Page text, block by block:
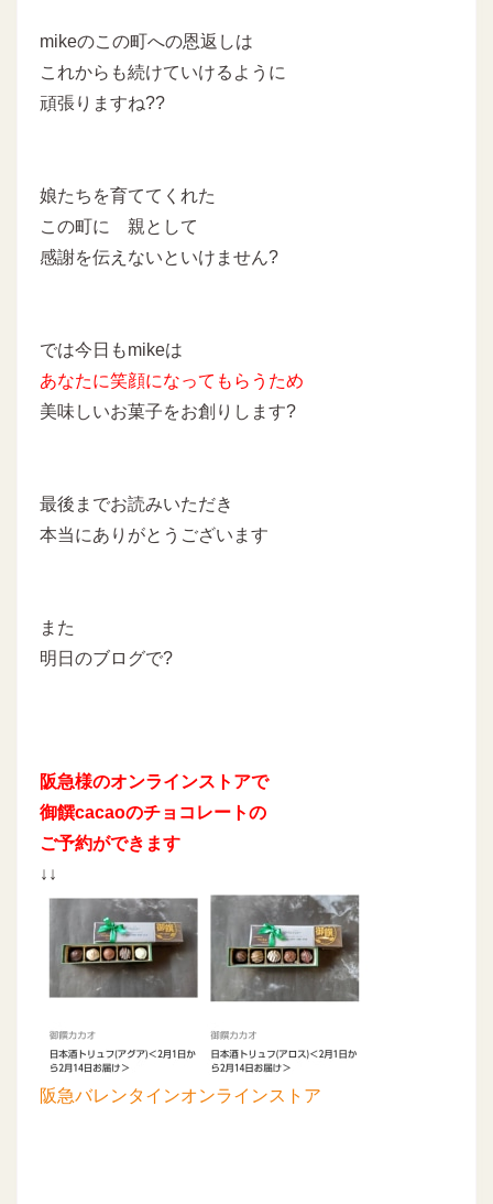
mikeのこの町への恩返しは
これからも続けていけるように
頑張りますね??
娘たちを育ててくれた
この町に 親として
感謝を伝えないといけません?
では今日もmikeは
あなたに笑顔になってもらうため
美味しいお菓子をお創りします?
最後までお読みいただき
本当にありがとうございます
また
明日のブログで?
阪急様のオンラインストアで
御饌cacaoのチョコレートの
ご予約ができます
↓↓
阪急バレンタインオンラインストア